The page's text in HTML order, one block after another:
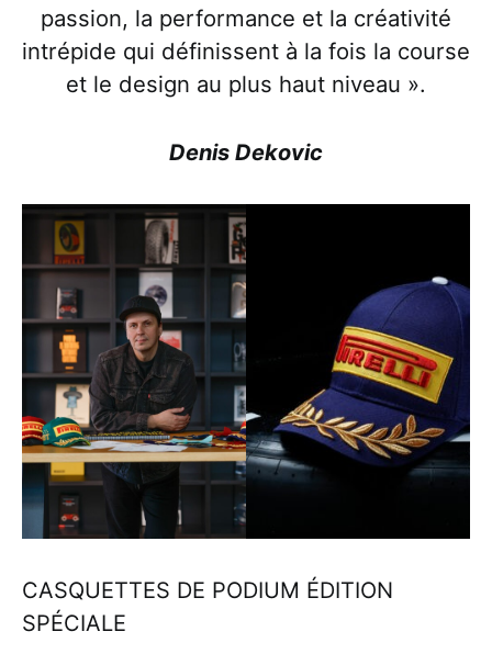
passion, la performance et la créativité
intrépide qui définissent à la fois la course
et le design au plus haut niveau ».
Denis Dekovic
CASQUETTES DE PODIUM ÉDITION
SPÉCIALE